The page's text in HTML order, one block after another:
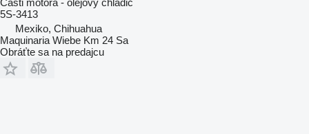
5S-3413
Mexiko, Chihuahua
Maquinaria Wiebe Km 24 Sa
Obráťte sa na predajcu